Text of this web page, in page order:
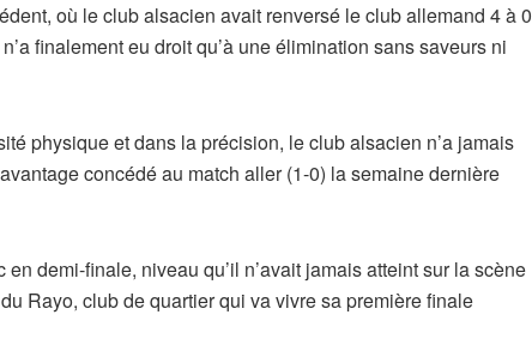
où le club alsacien avait renversé le club allemand 4 à 0
finalement eu droit qu’à une élimination sans saveurs ni
physique et dans la précision, le club alsacien n’a jamais
concédé au match aller (1-0) la semaine dernière
en demi-finale, niveau qu’il n’avait jamais atteint sur la scène
Rayo, club de quartier qui va vivre sa première finale